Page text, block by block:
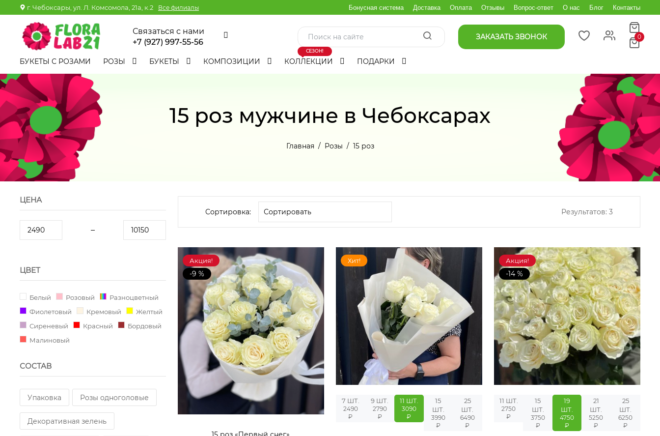
г. Чебоксары, ул. Л. Комсомола, 21а, к.2 Все филиалы Бонусная система Доставка Оплата Отзывы Вопрос-ответ О нас Блог Контакты
Связаться с нами
+7 (927) 997-55-56
ЗАКАЗАТЬ ЗВОНОК 0
БУКЕТЫ С РОЗАМИ РОЗЫ БУКЕТЫ КОМПОЗИЦИИ КОЛЛЕКЦИИ
СЕЗОН!
ПОДАРКИ
15 роз мужчине в Чебоксарах
Главная Розы 15 роз
ЦЕНА
ЦВЕТ
Белый Розовый
Разноцветный
Фиолетовый
Кремовый
Желтый
Сиреневый
Красный
Бордовый
Малиновый
СОСТАВ
Упаковка Розы одноголовые
Декоративная зелень
Сортировка: Результатов: 3
Акция!
-9 %
Хит!
7 ШТ.
2490
₽
9 ШТ.
2790
₽
11 ШТ.
3090
₽
15
ШТ.
3990
₽
25
ШТ.
6490
₽
Акция!
-14 %
11 ШТ.
2750
₽
15
ШТ.
3750
₽
19
ШТ.
4750
₽
21
ШТ.
5250
₽
25
ШТ.
6250
₽